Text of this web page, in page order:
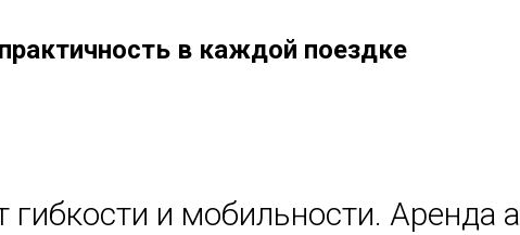
в каждой поездке
и мобильности. Аренда